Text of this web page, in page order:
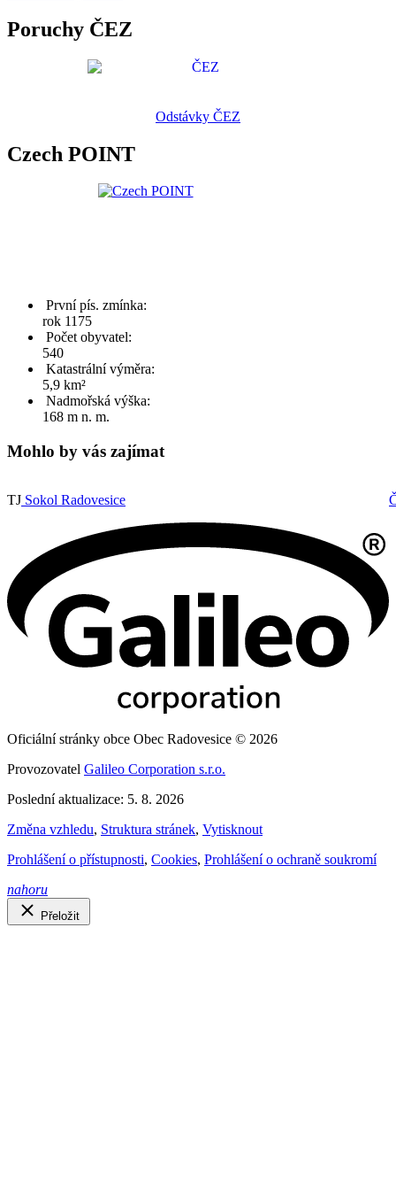
Poruchy ČEZ
Odstávky ČEZ
Czech POINT
První pís. zmínka:
rok 1175
Počet obyvatel:
540
Katastrální výměra:
5,9 km²
Nadmořská výška:
168 m n. m.
Mohlo by vás zajímat
TJ Sokol Radovesice
Oficiální stránky obce Obec Radovesice © 2026
Provozovatel Galileo Corporation s.r.o.
Poslední aktualizace: 5. 8. 2026
Změna vzhledu, Struktura stránek, Vytisknout
Prohlášení o přístupnosti, Cookies, Prohlášení o ochraně soukromí
nahoru
Přeložit